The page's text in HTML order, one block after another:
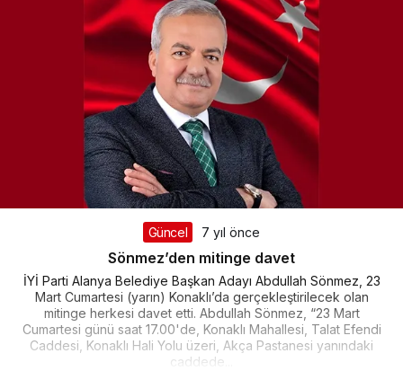
Güncel 7 yıl önce
Sönmez’den mitinge davet
İYİ Parti Alanya Belediye Başkan Adayı Abdullah Sönmez, 23
Mart Cumartesi (yarın) Konaklı’da gerçekleştirilecek olan
mitinge herkesi davet etti. Abdullah Sönmez, “23 Mart
Cumartesi günü saat 17.00'de, Konaklı Mahallesi, Talat Efendi
Caddesi, Konaklı Hali Yolu üzeri, Akça Pastanesi yanındaki
caddede...